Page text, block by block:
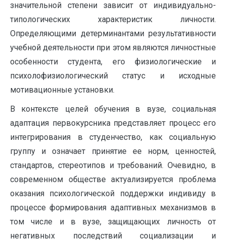
значительной степени зависит от индивидуально-
типологических характеристик личности.
Определяющими детерминантами результативности
учебной деятельности при этом являются личностные
особенности студента, его физиологические и
психолофизиологический статус и исходные
мотивационные установки.
В контексте целей обучения в вузе, социальная
адаптация первокурсника представляет процесс его
интегрирования в студенчество, как социальную
группу и означает принятие ее норм, ценностей,
стандартов, стереотипов и требований. Очевидно, в
современном обществе актуализируется проблема
оказания психологической поддержки индивиду в
процессе формирования адаптивных механизмов в
том числе и в вузе, защищающих личность от
негативных последствий социализации и